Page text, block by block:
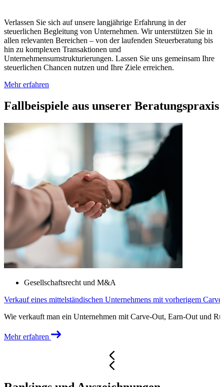
Verlassen Sie sich auf unsere langjährige Erfahrung in der
steuerlichen Begleitung von Unternehmen. Wir unterstützen Sie in
allen relevanten Bereichen – von der laufenden Steuerberatung bis
hin zu komplexen Transaktionen und
Unternehmensumstrukturierungen. Lassen Sie uns gemeinsam Ihre
steuerlichen Chancen nutzen und Ihre Ziele erreichen.
Mehr erfahren
Fallbeispiele aus unserer Beratungspraxis
Gesellschaftsrecht und M&A
Verkauf eines mittelständischen Unternehmens mit vorherigem
Wie verkauft man ein Unternehmen mit Carve-Out, Earn-Out und
Mehr erfahren